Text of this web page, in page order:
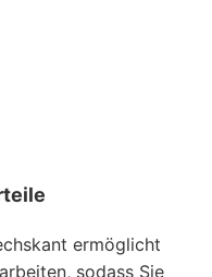
ermöglicht
sodass Sie